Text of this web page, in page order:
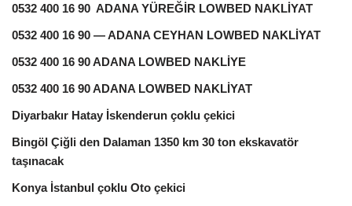
0532 400 16 90 ADANA YÜREĞİR LOWBED NAKLİYAT
0532 400 16 90 — ADANA CEYHAN LOWBED NAKLİYAT
0532 400 16 90 ADANA LOWBED NAKLİYE
0532 400 16 90 ADANA LOWBED NAKLİYAT
Diyarbakır Hatay İskenderun çoklu çekici
Bingöl Çiğli den Dalaman 1350 km 30 ton ekskavatör
taşınacak
Konya İstanbul çoklu Oto çekici